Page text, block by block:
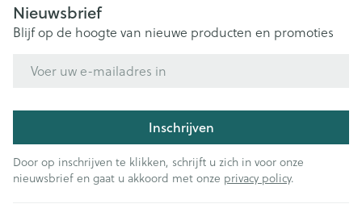
Nieuwsbrief
Blijf op de hoogte van nieuwe producten en promoties
Inschrijven
Door op inschrijven te klikken, schrijft u zich in voor onze
nieuwsbrief en gaat u akkoord met onze privacy policy.